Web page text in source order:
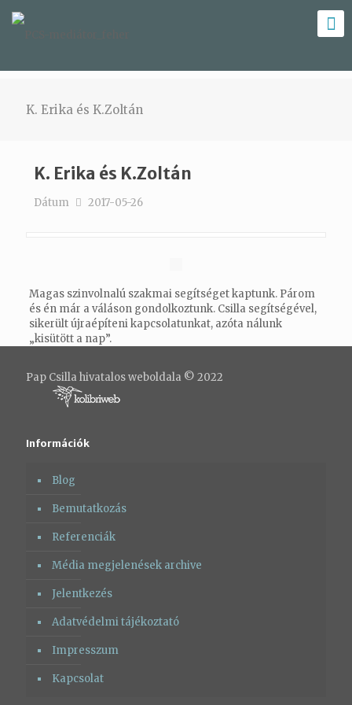
K. Erika és K.Zoltán
K. Erika és K.Zoltán
Dátum 2017-05-26
Magas szinvolnalú szakmai segítséget kaptunk. Párom
és én már a váláson gondolkoztunk. Csilla segítségével,
sikerült újraépíteni kapcsolatunkat, azóta nálunk
„kisütött a nap”.
Pap Csilla hivatalos weboldala © 2022
Információk
Blog
Bemutatkozás
Referenciák
Média megjelenések archive
Jelentkezés
Adatvédelmi tájékoztató
Impresszum
Kapcsolat